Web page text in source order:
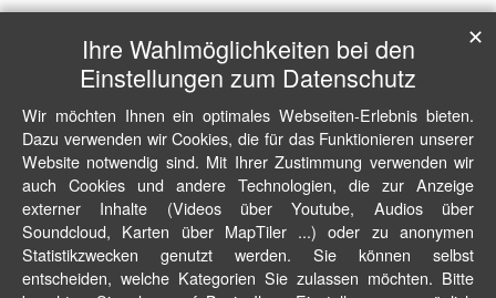
Ihre Wahlmöglichkeiten bei den
Einstellungen zum Datenschutz
Wir möchten Ihnen ein optimales Webseiten-Erlebnis bieten.
Dazu verwenden wir Cookies, die für das Funktionieren unserer
Website notwendig sind. Mit Ihrer Zustimmung verwenden wir
auch Cookies und andere Technologien, die zur Anzeige
externer Inhalte (Videos über Youtube, Audios über
Soundcloud, Karten über MapTiler ...) oder zu anonymen
Statistikzwecken genutzt werden. Sie können selbst
entscheiden, welche Kategorien Sie zulassen möchten. Bitte
✕